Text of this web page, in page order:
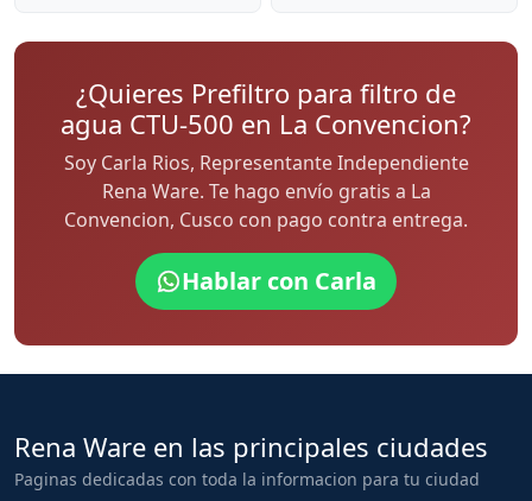
¿Quieres Prefiltro para filtro de
agua CTU-500 en La Convencion?
Soy Carla Rios, Representante Independiente
Rena Ware. Te hago envío gratis a La
Convencion, Cusco con pago contra entrega.
Hablar con Carla
Rena Ware en las principales ciudades
Paginas dedicadas con toda la informacion para tu ciudad